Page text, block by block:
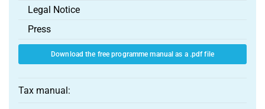
Legal Notice
Press
Download the free programme manual as a .pdf file
Tax manual: